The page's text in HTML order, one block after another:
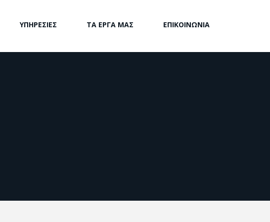
ΥΠΗΡΕΣΙΕΣ ΤΑ ΕΡΓΑ ΜΑΣ ΕΠΙΚΟΙΝΩΝΙΑ